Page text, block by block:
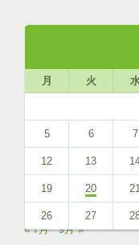
月 火
5 6 7
12 13
19 20 21
26 27
« 7月
9月 »